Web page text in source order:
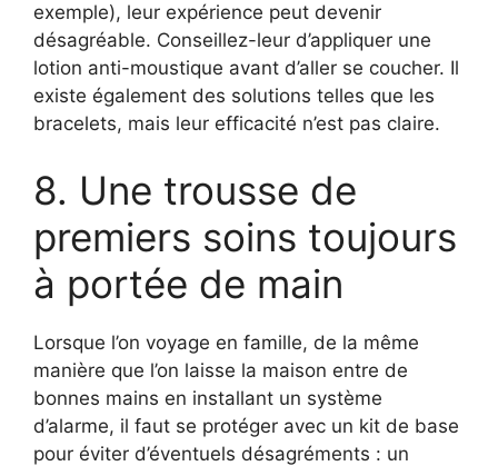
exemple), leur expérience peut devenir
désagréable. Conseillez-leur d’appliquer une
lotion anti-moustique avant d’aller se coucher. Il
existe également des solutions telles que les
bracelets, mais leur efficacité n’est pas claire.
8. Une trousse de
premiers soins toujours
à portée de main
Lorsque l’on voyage en famille, de la même
manière que l’on laisse la maison entre de
bonnes mains en installant un système
d’alarme, il faut se protéger avec un kit de base
pour éviter d’éventuels désagréments : un